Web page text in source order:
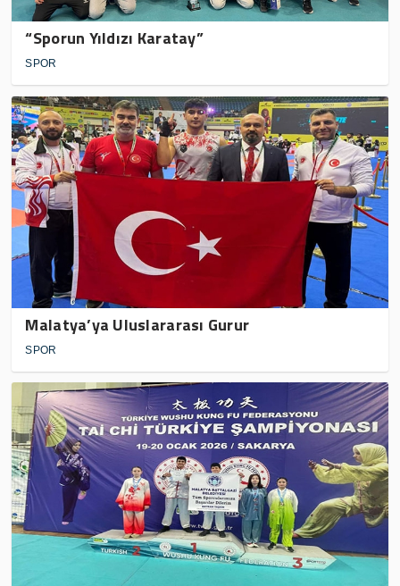
“Sporun Yıldızı Karatay”
SPOR
Malatya’ya Uluslararası Gurur
SPOR